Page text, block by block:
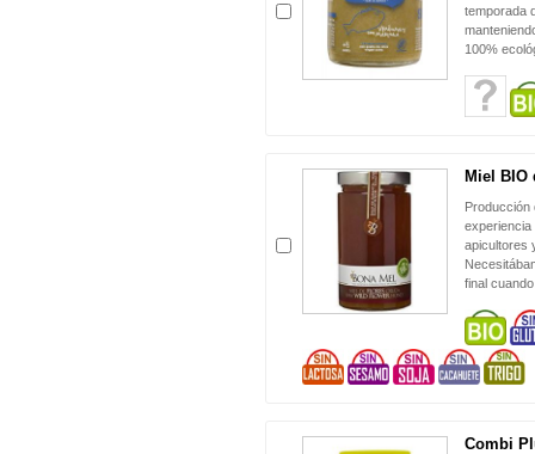
temporada
100%
Miel BIO
Producción
experiencia
apicultores
final
Combi